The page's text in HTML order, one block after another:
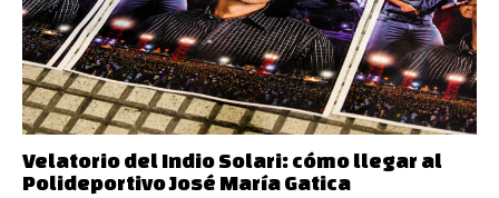
Velatorio del Indio Solari: cómo llegar al
Polideportivo José María Gatica